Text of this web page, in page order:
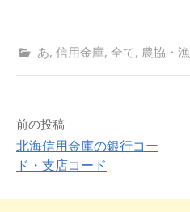
あ, 信用金庫, 全て, 農協・
投
稿
前の投稿
北海信用金庫の銀行コー
ド・支店コード